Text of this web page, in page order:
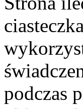
podczas